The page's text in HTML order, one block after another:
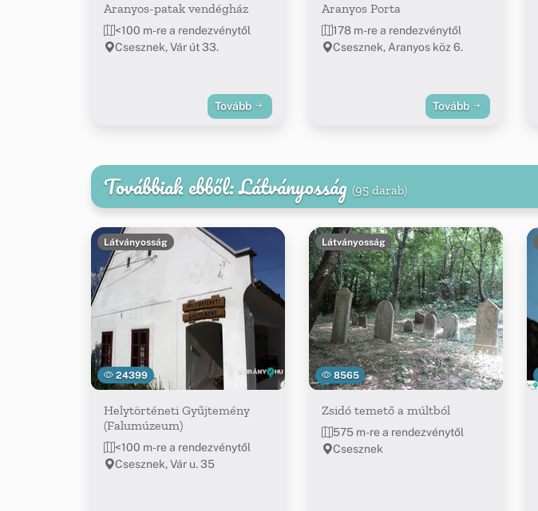
Aranyos-patak vendégház
<100 m-re a rendezvénytől
Csesznek, Vár út 33.
Tovább
Aranyos Porta
178 m-re a rendezvénytől
Csesznek, Aranyos köz 6.
Tovább
Továbbiak ebből: Látványosság (95 darab)
24399
Látványosság
Helytörténeti Gyűjtemény
(Falumúzeum)
<100 m-re a rendezvénytől
Csesznek, Vár u. 35
8565
Látványosság
Zsidó temető a múltból
575 m-re a rendezvénytől
Csesznek